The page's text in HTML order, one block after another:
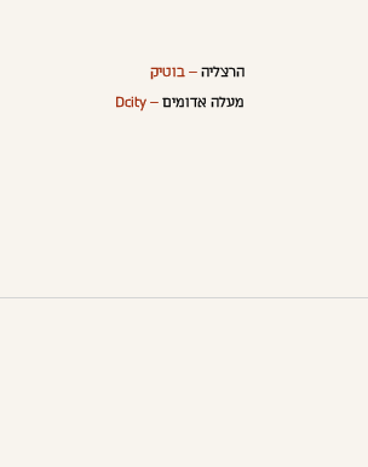
הרצליה– בוטיק
מעלה אדומים – Dcity